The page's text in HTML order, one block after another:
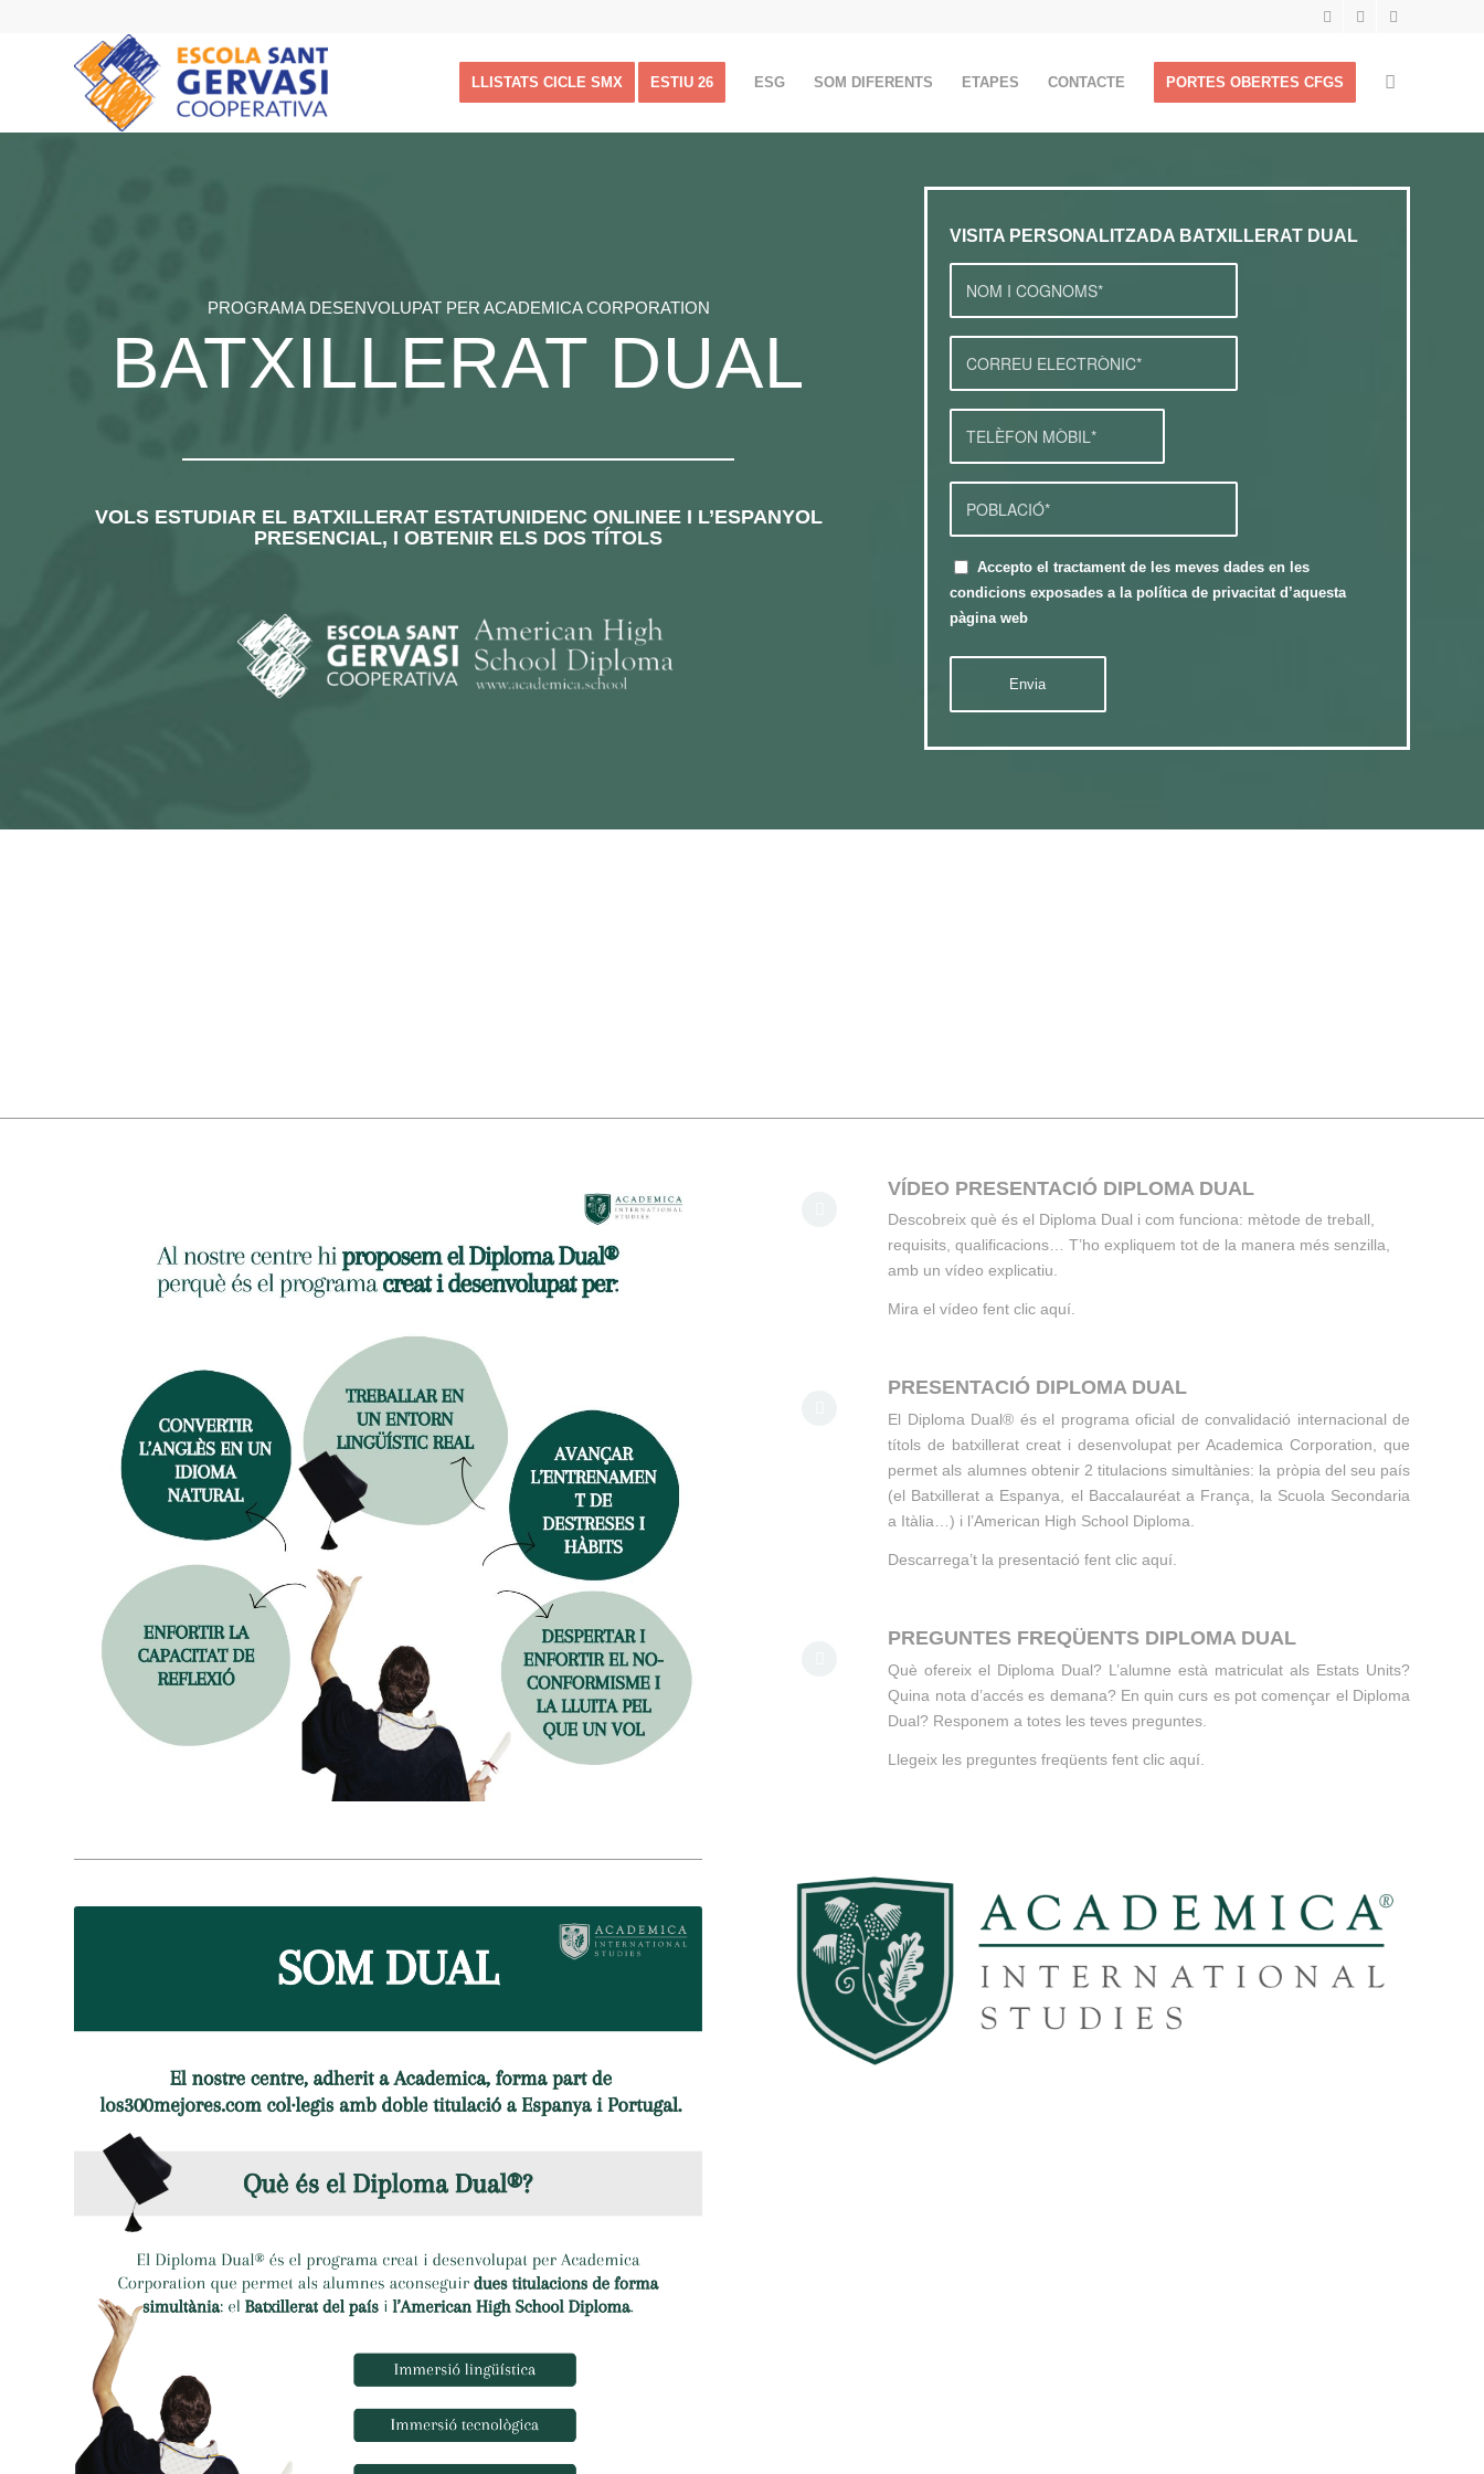
LLISTATS CICLE SMX ESTIU 26 ESG SOM DIFERENTS ETAPES CONTACTE PORTES OBERTES CFGS
PROGRAMA DESENVOLUPAT PER ACADEMICA CORPORATION
BATXILLERAT DUAL
VOLS ESTUDIAR EL BATXILLERAT ESTATUNIDENC ONLINEE I L’ESPANYOL
PRESENCIAL, I OBTENIR ELS DOS TÍTOLS
VISITA PERSONALITZADA BATXILLERAT DUAL
Accepto el tractament de les meves dades en les
condicions exposades a la política de privacitat d’aquesta
pàgina web
VÍDEO PRESENTACIÓ DIPLOMA DUAL
Descobreix què és el Diploma Dual i com funciona: mètode de treball,
requisits, qualificacions… T’ho expliquem tot de la manera més senzilla,
amb un vídeo explicatiu.
Mira el vídeo fent clicaquí.
PRESENTACIÓ DIPLOMA DUAL
El Diploma Dual® és el programa oficial de convalidació internacional de
títols de batxillerat creat i desenvolupat per Academica Corporation, que
permet als alumnes obtenir 2 titulacions simultànies: la pròpia del seu país
(el Batxillerat a Espanya, el Baccalauréat a França, la Scuola Secondaria
a Itàlia…) i l’American High School Diploma.
Descarrega’t la presentació fent clicaquí
PREGUNTES FREQÜENTS DIPLOMA DUAL
Què ofereix el Diploma Dual? L’alumne està matriculat als Estats Units?
Quina nota d’accés es demana? En quin curs es pot començar el Diploma
Dual? Responem a totes les teves preguntes.
Llegeix les preguntes freqüents fent clicaquí